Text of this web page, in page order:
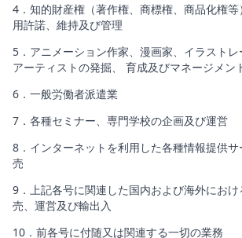
4．知的財産権（著作権、商標権、商品化権
用許諾、維持及び管理
5．アニメーション作家、漫画家、イラスト
アーティストの発掘、 育成及びマネージメン
6．一般労働者派遣業
7．各種セミナー、専門学校の企画及び運営
8．インターネットを利用した各種情報提供
売
9．上記各号に関連した国内および海外にお
売、運営及び輸出入
10．前各号に付随又は関連する一切の業務